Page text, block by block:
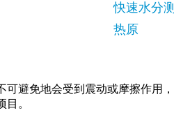
快速水分
热原
可避免地会受到震动或摩擦作用
。